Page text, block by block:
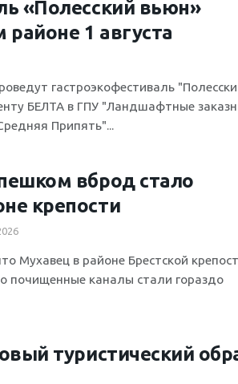
«Полесский вьюн»
1 августа
гастроэкофестиваль
БЕЛТА в ГПУ "Ландшафтные
Припять"...
вброд стало
крепости
Мухавец в районе Брестской
почищенные каналы стали гораздо
туристический